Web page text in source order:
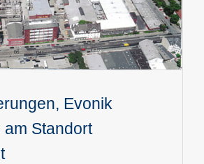
Evonik
am Standort